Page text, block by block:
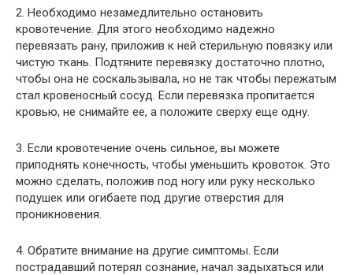
2. Необходимо незамедлительно остановить
кровотечение. Для этого необходимо надежно
перевязать рану, приложив к ней стерильную повязку или
чистую ткань. Подтяните перевязку достаточно плотно,
чтобы она не соскальзывала, но не так чтобы пережатым
стал кровеносный сосуд. Если перевязка пропитается
кровью, не снимайте ее, а положите сверху еще одну.
3. Если кровотечение очень сильное, вы можете
приподнять конечность, чтобы уменьшить кровоток. Это
можно сделать, положив под ногу или руку несколько
подушек или огибаете под другие отверстия для
проникновения.
4. Обратите внимание на другие симптомы. Если
пострадавший потерял сознание, начал задыхаться или